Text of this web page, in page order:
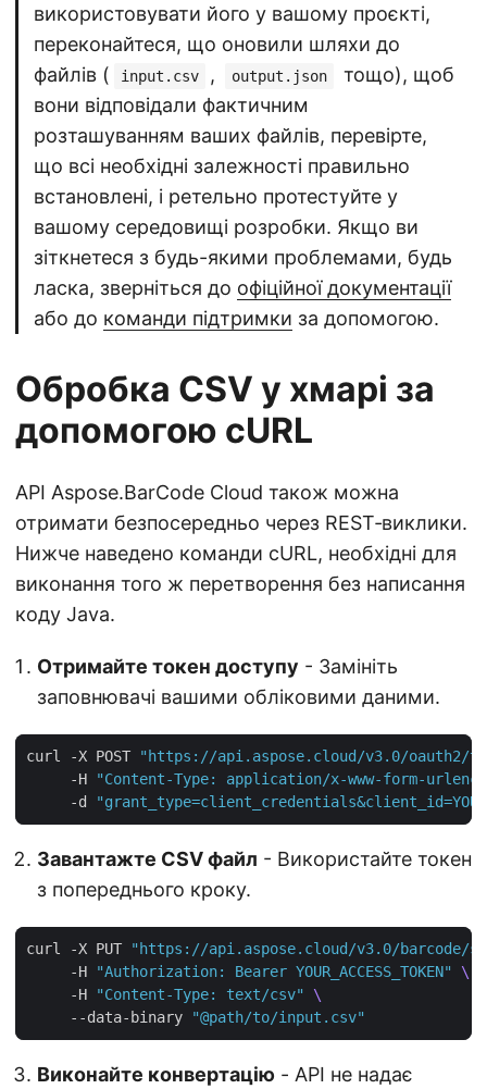
використовувати його у вашому проєкті,
переконайтеся, що оновили шляхи до
файлів (
input.csv , output.json
тощо), щоб
вони відповідали фактичним
розташуванням ваших файлів, перевірте,
що всі необхідні залежності правильно
встановлені, і ретельно протестуйте у
вашому середовищі розробки. Якщо ви
зіткнетеся з будь-якими проблемами, будь
ласка, зверніться до офіційної документації
або до команди підтримки за допомогою.
Обробка CSV у хмарі за
допомогою cURL
API Aspose.BarCode Cloud також можна
отримати безпосередньо через REST‑виклики.
Нижче наведено команди cURL, необхідні для
виконання того ж перетворення без написання
коду Java.
Отримайте токен доступу - Замініть
заповнювачі вашими обліковими даними.
curl -X POST
"https://api.aspose.cloud/v3.0/oauth2/
     -H
"Content-Type: application/x-www-form-
     -d
Завантажте CSV файл - Використайте токен
з попереднього кроку.
curl -X PUT
"https://api.aspose.cloud/v3.0/
     -H
"Authorization: Bearer YOUR_ACCESS_TOKEN"
     -H
"Content-Type: text/csv"
     --data-binary
"@path/to/input.csv"
Виконайте конвертацію - API не надає